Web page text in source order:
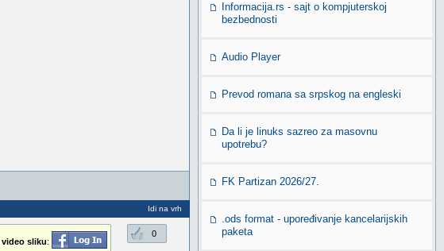
Idi na vrh
0
video sliku:
Informacija.rs - sajt o kompjuterskoj
bezbednosti
Audio Player
Prevod romana sa srpskog na engleski
Da li je linuks sazreo za masovnu
upotrebu?
FK Partizan 2026/27.
.ods format - upoređivanje kancelarijskih
paketa